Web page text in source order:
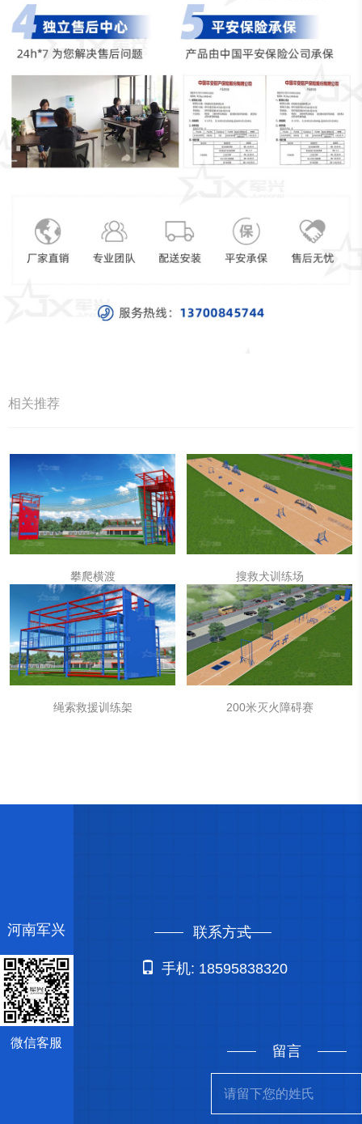
相关推荐
攀爬横渡 搜救犬训练场
绳索救援训练架 200米灭火障碍赛
河南军兴
微信客服
联系方式
手机: 18595838320
留言